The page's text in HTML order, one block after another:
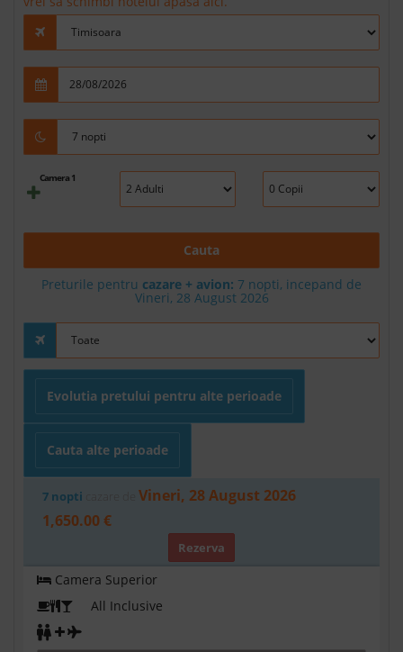
Camera 1
Cauta
Preturile pentru cazare + avion: 7 nopti, incepand de
Vineri, 28 August 2026
Evolutia pretului pentru alte perioade
Cauta alte perioade
7 nopti
Vineri, 28 August 2026
1,650.00 €
Rezerva
Camera Superior
All Inclusive